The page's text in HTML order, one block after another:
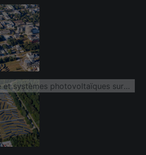
Centrale solaire et systèmes photovoltaïques sur Untergrombacher Straße du campus nord du KIT